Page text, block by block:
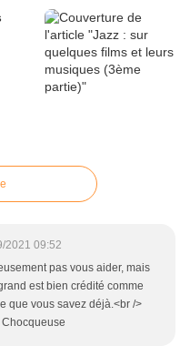
2021 09:52
pas vous aider, mais
est bien crédité comme
que vous savez déjà.<br />